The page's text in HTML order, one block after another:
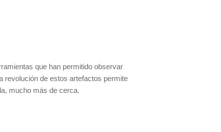
que han permitido observar
revolución de estos artefactos permite
mucho más de cerca.